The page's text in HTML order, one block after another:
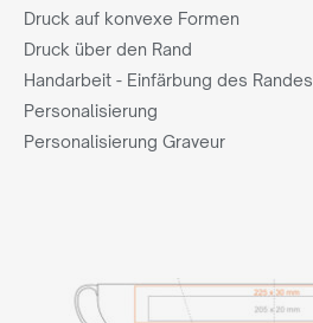
Druck auf konvexe Formen
Druck über den Rand
Handarbeit - Einfärbung des Randes
Personalisierung
Personalisierung Graveur